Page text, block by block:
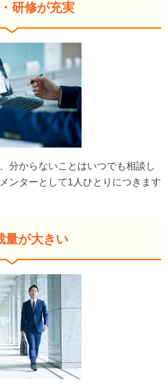
研修が充実
分からないことはいつでも相談し
ンターとして1人ひとりにつきます
量が大きい